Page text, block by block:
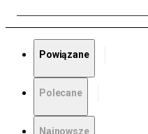
Powiązane
Polecane
Najnowsze